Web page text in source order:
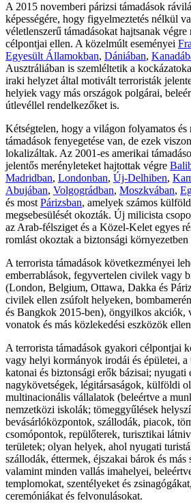
A 2015 novemberi párizsi támadások
képességére, hogy figyelmeztetés nélkül
véletlenszerű támadásokat hajtsanak
célpontjai ellen. A közelmúlt eseményei
Egyesült Államokban, Dániában,
Ausztráliában is szemléltetik a
iraki helyzet által motivált terroristák
helyiek vagy más országok polgárai,
útlevéllel rendelkezőket is.
Kétségtelen, hogy a világon folyamatos és
támadások fenyegetése van, de ezek
lokalizáltak. Az 2001-es amerikai
jelentős merényleteket hajtottak végre
Madridban, Londonban, Új-Delhiben,
Abujában, Volgográdban, Moszkvában,
és most Párizsban, amelyek számos
megsebesülését okozták. Új milicista
az Arab-félsziget és a Közel-Kelet egyes
romlást okoztak a biztonsági
A terrorista támadások következményei
emberrablások, fegyvertelen civilek vagy
(London, Belgium, Ottawa, Dakka és
civilek ellen zsúfolt helyeken,
és Bangkok 2015-ben), öngyilkos akciók,
vonatok és más közlekedési eszközök
A terrorista támadások gyakori célpontjai
vagy helyi kormányok irodái és épületei, a
katonai és biztonsági erők bázisai; nyugati
nagykövetségek, légitársaságok, külföldi
multinacionális vállalatok (beleértve a
nemzetközi iskolák; tömeggyűlések
bevásárlóközpontok, szállodák, piacok,
csomópontok, repülőterek, turisztikai
területek; olyan helyek, ahol nyugati
szállodák, éttermek, éjszakai bárok és más
valamint minden vallás imahelyei,
templomokat, szentélyeket és
ceremóniákat és felvonulásokat.